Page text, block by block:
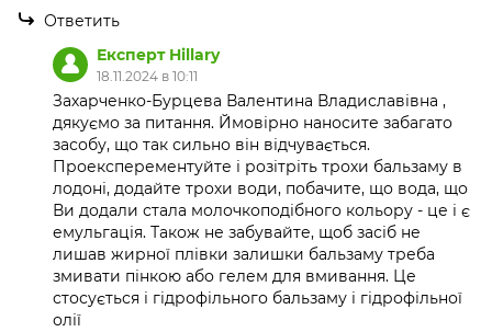
Ответить
Експерт Hillary
18.11.2024 в 10:11
Захарченко-Бурцева Валентина Владиславівна ,
дякуємо за питання. Ймовірно наносите забагато
засобу, що так сильно він відчувається.
Проексперементуйте і розітріть трохи бальзаму в
лодоні, додайте трохи води, побачите, що вода, що
Ви додали стала молочкоподібного кольору - це і є
емульгація. Також не забувайте, щоб засіб не
лишав жирної плівки залишки бальзаму треба
змивати пінкою або гелем для вмивання. Це
стосується і гідрофільного бальзаму і гідрофільної
олії